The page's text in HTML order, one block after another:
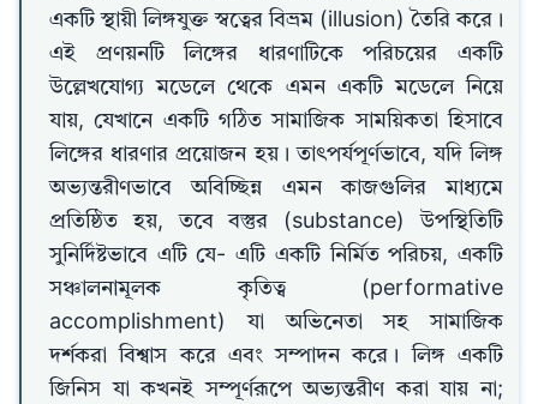
একটি স্থায়ী লিঙ্গযুক্ত স্বত্বের বিভ্রম (illusion) তৈরি করে।
এই প্রণয়নটি লিঙ্গের ধারণাটিকে পরিচয়ের একটি
উল্লেখযোগ্য মডেলে থেকে এমন একটি মডেলে নিয়ে
যায়, যেখানে একটি গঠিত সামাজিক সাময়িকতা হিসাবে
লিঙ্গের ধারণার প্রয়োজন হয়। তাৎপর্যপূর্ণভাবে, যদি লিঙ্গ
অভ্যন্তরীণভাবে অবিচ্ছিন্ন এমন কাজগুলির মাধ্যমে
প্রতিষ্ঠিত হয়, তবে বস্তুর (substance) উপস্থিতিটি
সুনির্দিষ্টভাবে এটি যে- এটি একটি নির্মিত পরিচয়, একটি
সঞ্চালনামূলক কৃতিত্ব (performative
accomplishment) যা অভিনেতা সহ সামাজিক
দর্শকরা বিশ্বাস করে এবং সম্পাদন করে। লিঙ্গ একটি
জিনিস যা কখনই সম্পূর্ণরূপে অভ্যন্তরীণ করা যায় না;